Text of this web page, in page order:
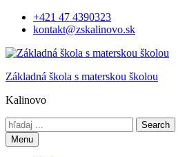
Skip
+421 47 4390323
kontakt@zskalinovo.sk
Základná škola s materskou školou
Kalinovo
Search
for:Menu